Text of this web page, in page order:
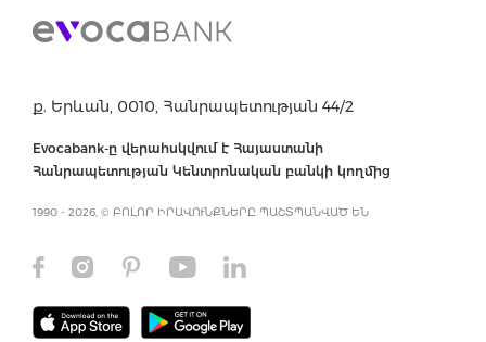
ք. Երևան, 0010, Հանրապետության 44/2
Evocabank-ը վերահսկվում է Հայաստանի
Հանրապետության Կենտրոնական բանկի կողմից
1990 - 2026, © ԲՈԼՈՐ ԻՐԱՎՈՒՆՔՆԵՐԸ ՊԱՇՏՊԱՆՎԱԾ ԵՆ